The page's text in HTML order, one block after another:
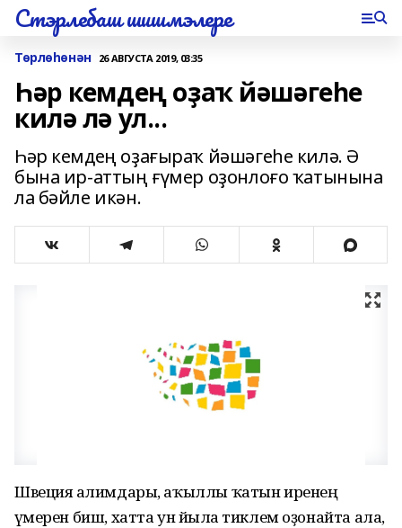
Стэрлебаш шишмэлере
Төрлөһөнән 26 АВГУСТА 2019, 03:35
Һәр кемдең оҙаҡ йәшәгеһе
килә лә ул...
Һәр кемдең оҙағыраҡ йәшәгеһе килә. Ә
бына ир-аттың ғүмер оҙонлоғо ҡатынына
ла бәйле икән.
Швеция ғалимдары, аҡыллы ҡатын иренең
ғүмерен биш, хатта ун йылға тиклем оҙонайта ала,